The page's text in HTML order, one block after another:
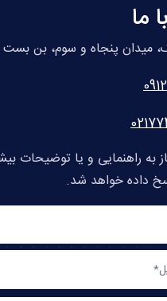
ما
میدان پنجاه و سوم، بن بست
به راهنمایی و یا توضیحات
داده خواهد شد.